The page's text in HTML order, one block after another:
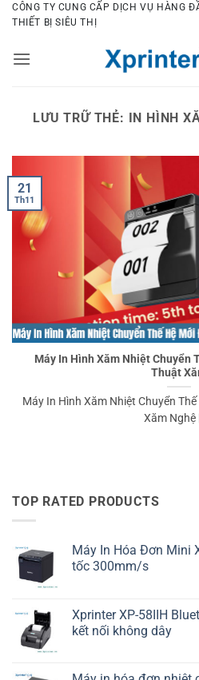
Bỏ
qua
dung
CÔNG TY CUNG CẤP DỊCH VỤ HÀNG
THIẾT BỊ SIÊU THỊ
LƯU TRỮ THẺ: IN HÌNH
Máy In Hình Xăm Nhiệt Chuyển
Thuật
Máy In Hình Xăm Nhiệt Chuyển
Xăm Nghệ
21
Th11
TOP RATED PRODUCTS
Máy In Hóa Đơn Mini
tốc 300mm/s
Xprinter XP-58IIH
kết nối không dây